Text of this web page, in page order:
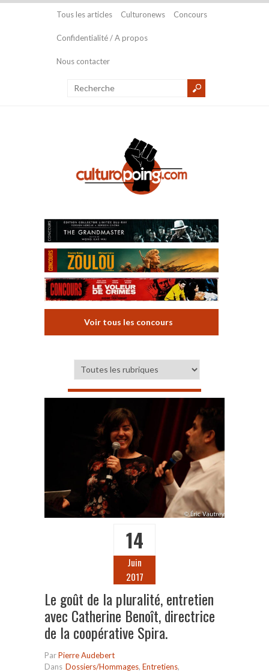
Tous les articles Culturonews Concours
Confidentialité / A propos
Nous contacter
Voir tous les concours
14
Juin
2017
Le goût de la pluralité, entretien
avec Catherine Benoît, directrice
de la coopérative Spira.
ParPierre Audebert
Dans Dossiers/Hommages, Entretiens,